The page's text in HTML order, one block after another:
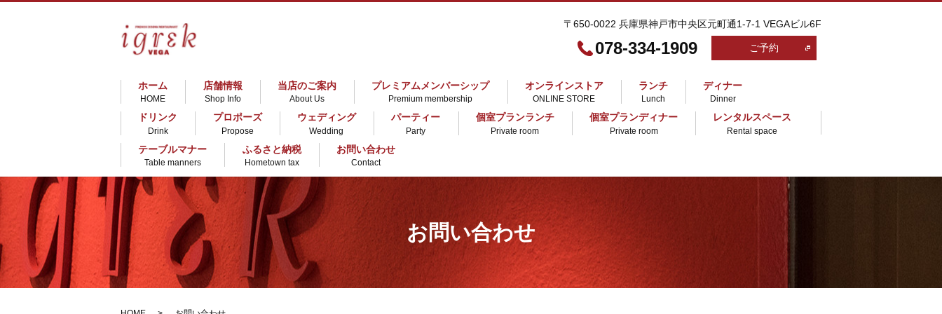
〒650-0022 兵庫県神戸市中央区元町通1-7-1 VEGAビル6F
078-334-1909 ご予約
ホーム
HOME
店舗情報
Shop Info
当店のご案内
About Us
プレミアムメンバーシップ
Premium membership
オンラインストア
ONLINE STORE
ランチ
Lunch
ディナー
Dinner
ドリンク
Drink
プロポーズ
Propose
ウェディング
Wedding
パーティー
Party
個室プランランチ
Private room
個室プランディナー
Private room
レンタルスペース
Rental space
テーブルマナー
Table manners
ふるさと納税
Hometown tax
お問い合わせ
Contact
お問い合わせ